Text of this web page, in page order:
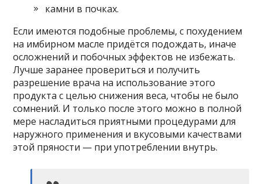
камни в почках.
Если имеются подобные проблемы, с похудением
на имбирном масле придётся подождать, иначе
осложнений и побочных эффектов не избежать.
Лучше заранее провериться и получить
разрешение врача на использование этого
продукта с целью снижения веса, чтобы не было
сомнений. И только после этого можно в полной
мере насладиться приятными процедурами для
наружного применения и вкусовыми качествами
этой пряности — при употреблении внутрь.